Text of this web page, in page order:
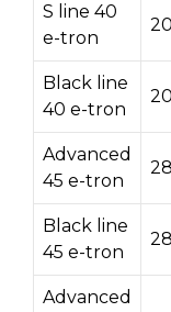
S line 40
e-tron
Black line
40 e-tron
Advanced
45 e-tron
Black line
45 e-tron
Advanced